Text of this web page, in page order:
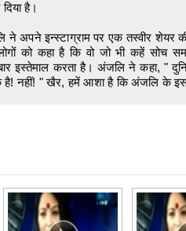
है।
ने अपने इन्स्टाग्राम पर एक तस्वीर शेयर
को कहा है कि वो जो भी कहें सोच
इस्तेमाल करता है। अंजलि ने कहा, "
नहीं! " खैर, हमें आशा है कि अंजलि के इस